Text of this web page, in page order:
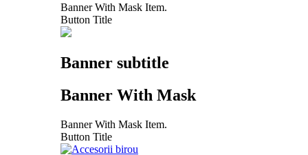
Banner With Mask Item.
Button Title
Banner subtitle
Banner With Mask
Banner With Mask Item.
Button Title